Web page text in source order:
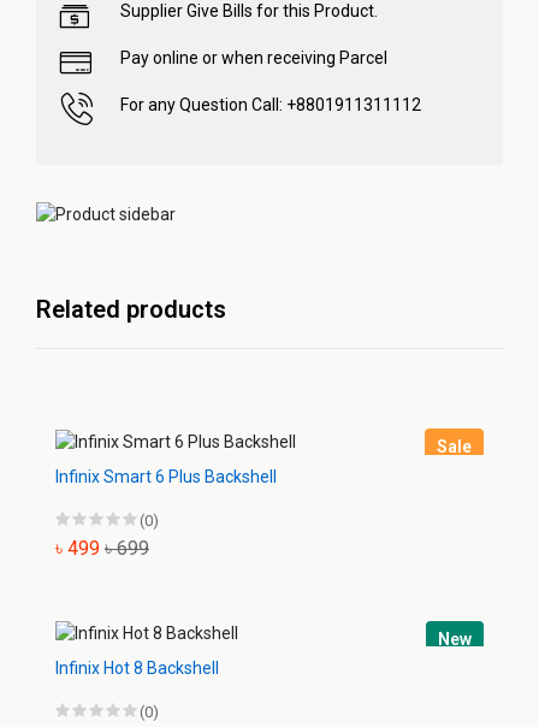
Supplier Give Bills for this Product.
Pay online or when receiving Parcel
For any Question Call: +8801911311112
Related products
Sale
Infinix Smart 6 Plus Backshell
(0)
৳ 499 ৳ 699
New
Infinix Hot 8 Backshell
(0)